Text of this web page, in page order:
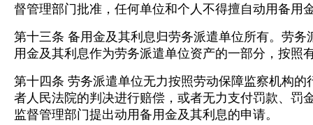
督管理部门批准，任何单位和个人不得擅自动用备用
第十三条 备用金及其利息归劳务派遣单位所有。劳务
用金及其利息作为劳务派遣单位资产的一部分，按照
第十四条 劳务派遣单位无力按照劳动保障监察机构的
者人民法院的判决进行赔偿，或者无力支付罚款、罚
监督管理部门提出动用备用金及其利息的申请。